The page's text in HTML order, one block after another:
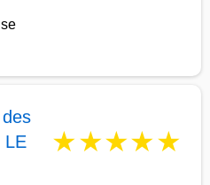
LE
★★★★★